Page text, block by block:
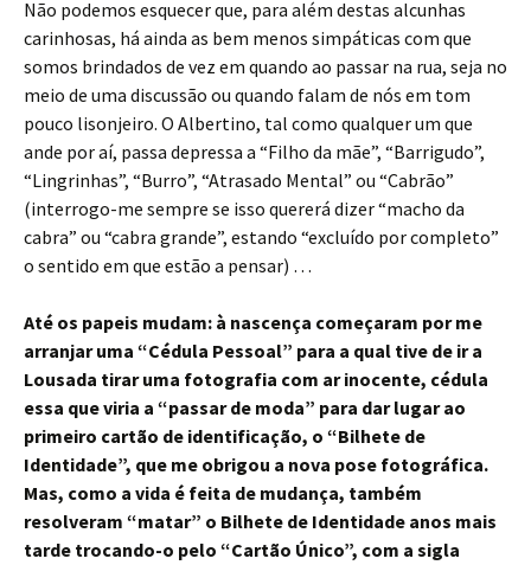
Não podemos esquecer que, para além destas alcunhas
carinhosas, há ainda as bem menos simpáticas com que
somos brindados de vez em quando ao passar na rua, seja no
meio de uma discussão ou quando falam de nós em tom
pouco lisonjeiro. O Albertino, tal como qualquer um que
ande por aí, passa depressa a “Filho da mãe”, “Barrigudo”,
“Lingrinhas”, “Burro”, “Atrasado Mental” ou “Cabrão”
(interrogo-me sempre se isso quererá dizer “macho da
cabra” ou “cabra grande”, estando “excluído por completo”
o sentido em que estão a pensar) …
Até os papeis mudam: à nascença começaram por me
arranjar uma “Cédula Pessoal” para a qual tive de ir a
Lousada tirar uma fotografia com ar inocente, cédula
essa que viria a “passar de moda” para dar lugar ao
primeiro cartão de identificação, o “Bilhete de
Identidade”, que me obrigou a nova pose fotográfica.
Mas, como a vida é feita de mudança, também
resolveram “matar” o Bilhete de Identidade anos mais
tarde trocando-o pelo “Cartão Único”, com a sigla